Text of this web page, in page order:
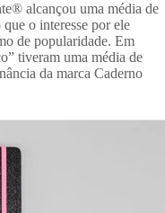
alcançou uma média de
o interesse por ele
de popularidade. Em
tiveram uma média de
da marca Caderno